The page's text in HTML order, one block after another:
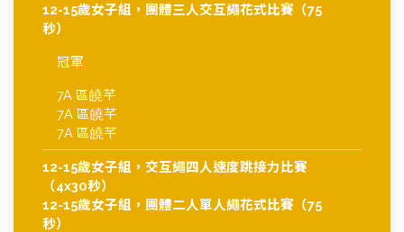
12-15歲女子組，團體三人交互繩花式比賽（75
秒）
冠軍
7A 區皢芊
7A 區皢芊
7A 區皢芊
12-15歲女子組，交互繩四人速度跳接力比賽
（4x30秒）
12-15歲女子組，團體二人單人繩花式比賽（75
秒）